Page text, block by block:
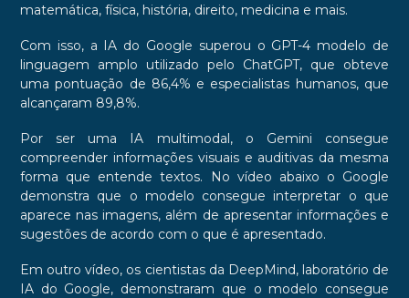
matemática, física, história, direito, medicina e mais.
Com isso, a IA do Google superou o GPT-4 modelo de
linguagem amplo utilizado pelo ChatGPT, que obteve
uma pontuação de 86,4% e especialistas humanos, que
alcançaram 89,8%.
Por ser uma IA multimodal, o Gemini consegue
compreender informações visuais e auditivas da mesma
forma que entende textos. No vídeo abaixo o Google
demonstra que o modelo consegue interpretar o que
aparece nas imagens, além de apresentar informações e
sugestões de acordo com o que é apresentado.
Em outro vídeo, os cientistas da DeepMind, laboratório de
IA do Google, demonstraram que o modelo consegue